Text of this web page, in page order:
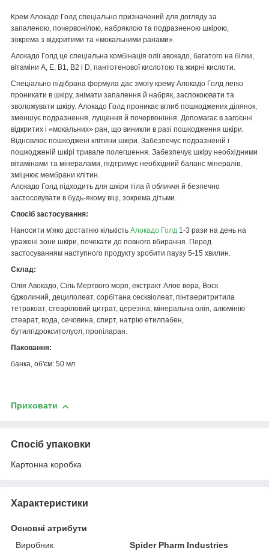
Крем Aлокадо Голд спеціально призначений для догляду за
запаленою, почервонілою, набряклою та подразненою шкірою,
зокрема з відкритими та «мокальними ранами».
Aлокадо Голд це спеціальна комбінація олії авокадо, багатого на білки,
вітаміни А, Е, В1, В2 і D, пантотенової кислотою та жирні кислоти.
Спеціально підібрана формула дає змогу крему Aлокадо Голд легко
проникати в шкіру, знімати запалення й набряк, заспокоювати та
зволожувати шкіру. Aлокадо Голд проникає вглиб пошкоджених ділянок,
зменшує подразнення, лущення й почервоніння. Допомагає в загоєнні
відкритих і «мокальних» ран, що виникли в разі пошкодження шкіри.
Відновлює пошкоджені клітини шкіри. Забезпечує подразненій і
пошкодженій шкірі тривале полегшення. Забезпечує шкіру необхідними
вітамінами та мінералами, підтримує необхідний баланс мінералів,
зміцнює мембрани клітин.
Aлокадо Голд підходить для шкіри тіла й обличчя й безпечно
застосовувати в будь-якому віці, зокрема дітьми.
Спосіб застосування:
Наносити м'яко достатню кількість Aлокадо Голд 1-3 рази на день на
уражені зони шкіри, почекати до повного вбирання. Перед
застосуванням наступного продукту зробити паузу 5-15 хвилин.
Склад:
Олія Авокадо, Сіль Мертвого моря, екстракт Алое вера, Воск
бджолиний, децилолеат, сорбітана сесквіолеат, пінтаеритритила
тетракоат, стеаріловий цитрат, церезіна, мінеральна олія, алюмінію
стеарат, вода, сечовина, спирт, натрію етилпабен,
бутилгідрокситолуол, пропіларан.
Паковання:
банка, об'єм: 50 мл
Приховати
Спосіб упаковки
Картонна коробка
Характеристики
Основні атрибути
Виробник
Spider Pharm Industries